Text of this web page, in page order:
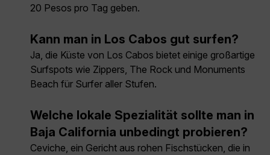
20 Pesos pro Tag geben.
Kann man in Los Cabos gut surfen?
Ja, die Küste von Los Cabos bietet einige großartige
Surfspots wie Zippers, The Rock und Monuments
Beach für Surfer aller Stufen.
Welche lokale Spezialität sollte man in
Baja California unbedingt probieren?
Ceviche, ein Gericht aus rohen Fischstücken, die in